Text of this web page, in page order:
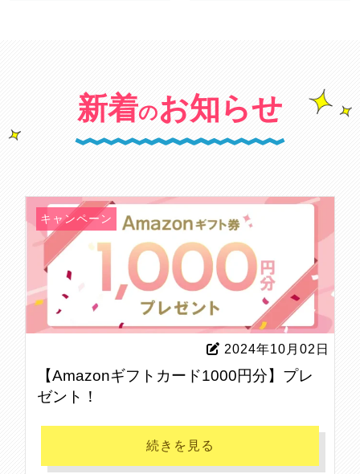
新着のお知らせ
キャンペーン
2024年10月02日
【Amazonギフトカード1000円分】プレ
ゼント！
続きを見る